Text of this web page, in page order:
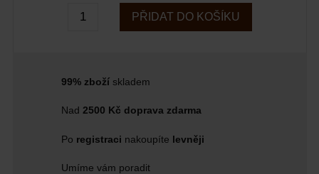
PŘIDAT DO KOŠÍKU
99% zbožískladem
Nad 2500 Kč doprava zdarma
Po registraci nakoupíte levněji
Umíme vám poradit